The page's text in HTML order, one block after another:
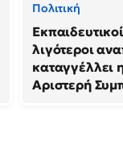
Πολιτική
λιγότεροι
καταγγέλλει
Αριστερή